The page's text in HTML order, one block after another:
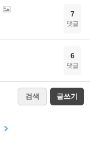
7
댓글
6
댓글
검색 글쓰기